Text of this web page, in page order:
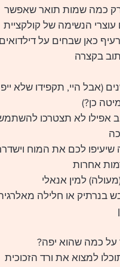
רק כמה שמות תואר שאפשר
הנשימה של קולקציית
כאן שבחים על
בקצרה
(אבל היי, תקפידו שלא
כן?)
אפילו לא תצטרכו
לכם את המוח
אחרות
למין אנאלי
בנרתיק או חלילה
על כמה שהוא יפה?
למצוא את ורד הזכוכית